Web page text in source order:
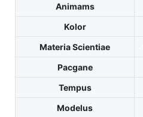
Animams
Kolor
Materia Scientiae
Pacgane
Tempus
Modelus